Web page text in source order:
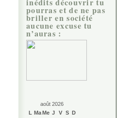
inédits découvrir tu
pourras et de ne pas
briller en société
aucune excuse tu
n’auras :
août 2026
L MaMe J V S D